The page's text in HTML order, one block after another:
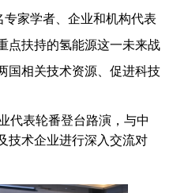
家学者、企业和机构代表
点扶持的氢能源这一未来战
国相关技术资源、促进科技
代表轮番登台路演，与中
技术企业进行深入交流对